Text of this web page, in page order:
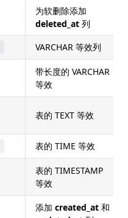
为软删除添加
deleted_at 列
VARCHAR 等效列
带长度的 VARCHAR
等效
表的 TEXT 等效
表的 TIME 等效
表的 TIMESTAMP
等效
添加 created_at 和